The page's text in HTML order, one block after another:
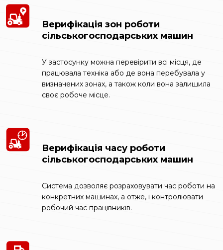
Верифікація зон роботи
сільськогосподарських машин
У застосунку можна перевірити всі місця, де
працювала техніка або де вона перебувала у
визначених зонах, а також коли вона залишила
своє робоче місце.
Верифікація часу роботи
сільськогосподарських машин
Система дозволяє розраховувати час роботи на
конкретних машинах, а отже, і контролювати
робочий час працівників.